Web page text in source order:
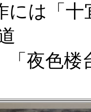
は「十
「夜色楼